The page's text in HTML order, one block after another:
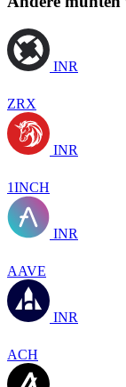
INR
ZRX
INR
1INCH
INR
AAVE
INR
ACH